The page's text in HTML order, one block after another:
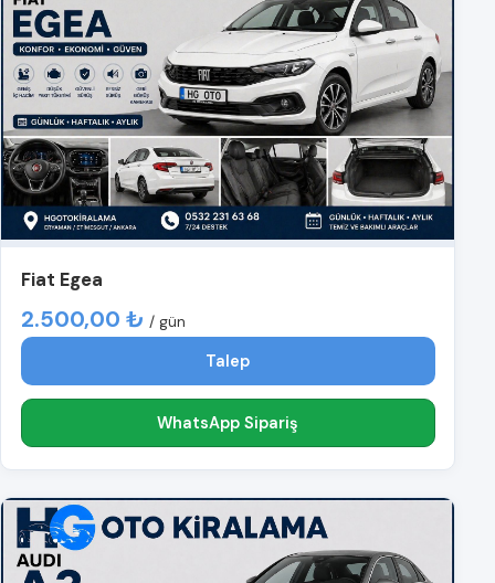
Fiat Egea
2.500,00 ₺ / gün
Talep
WhatsApp Sipariş